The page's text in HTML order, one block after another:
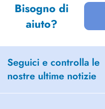
Bisogno di
aiuto?
Seguici e controlla le
nostre ultime notizie